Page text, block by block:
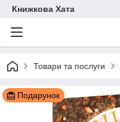
Книжкова Хата
Товари та послуги
Подарунок